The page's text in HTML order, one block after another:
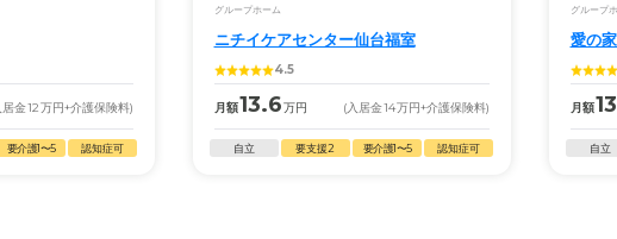
居金12万円+介護保険料)
要介護1〜5 認知症可
グループホーム
ニチイケアセンター仙台福室
4.5
月額13.6万円 (入居金14万円+介護保険料)
自立 要支援2 要介護1〜5 認知症可
グループ
愛の
月額
自立